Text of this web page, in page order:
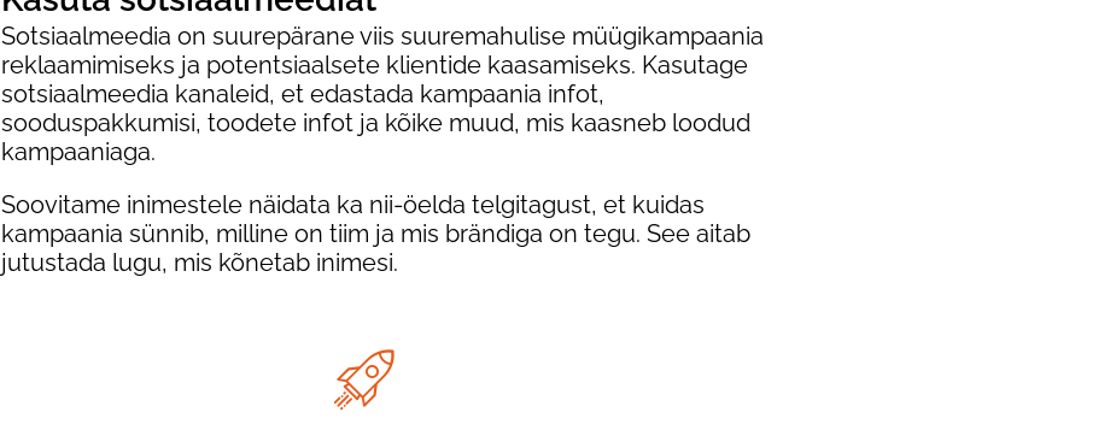
Sotsiaalmeedia on suurepärane viis suuremahulise müügikampaania
reklaamimiseks ja potentsiaalsete klientide kaasamiseks. Kasutage
sotsiaalmeedia kanaleid, et edastada kampaania infot,
sooduspakkumisi, toodete infot ja kõike muud, mis kaasneb loodud
kampaaniaga.
Soovitame inimestele näidata ka nii-öelda telgitagust, et kuidas
kampaania sünnib, milline on tiim ja mis brändiga on tegu. See aitab
jutustada lugu, mis kõnetab inimesi.